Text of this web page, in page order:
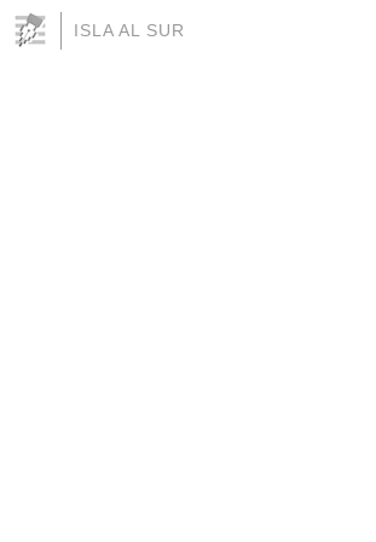
ISLA AL SUR